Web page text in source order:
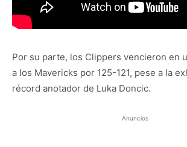
Por su parte, los Clippers vencieron en
a los Mavericks por 125-121, pese a la
récord anotador de Luka Doncic.
Anuncios